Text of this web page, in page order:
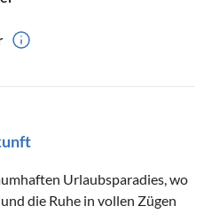
Urlaubsparadies, wo
die Ruhe in vollen Zügen